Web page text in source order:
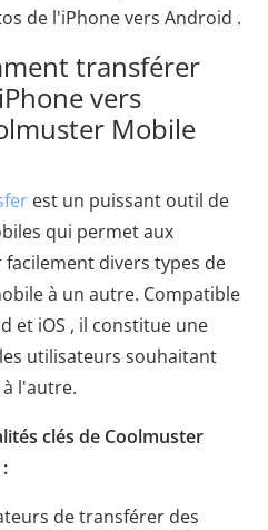
de l'iPhone vers Android .
transférer
vers
Mobile
est un puissant outil de
qui permet aux
divers types de
à un autre. Compatible
et iOS , il constitue une
utilisateurs souhaitant
l'autre.
clés de Coolmuster
de transférer des